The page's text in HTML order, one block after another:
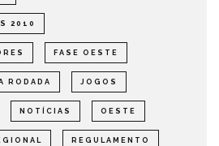
2010
FASE OESTE
RODADA JOGOS
NOTÍCIAS OESTE
REGULAMENTO